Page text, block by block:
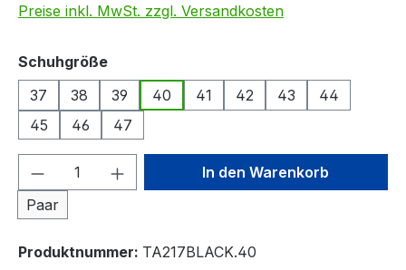
Preise inkl. MwSt. zzgl. Versandkosten
Schuhgrößeauswählen
37
38 39 40 41 42 43
44
45
46 47
Produkt Anzahl: Gib den
Paar
In den Warenkorb
Produktnummer: TA217BLACK.40